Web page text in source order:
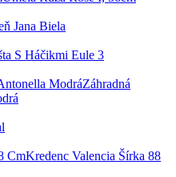
Jana Biela
S Háčikmi Eule 3
Záhradná
Kredenc Valencia Šírka 88